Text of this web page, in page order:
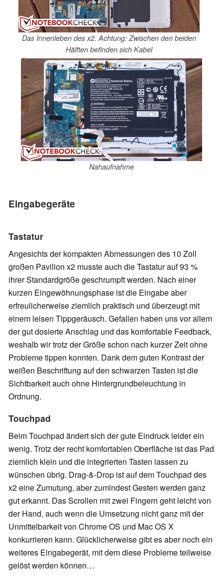
Das Innenleben des x2. Achtung: Zwischen den beiden
Hälften befinden sich Kabel
Nahaufnahme
Eingabegeräte
Tastatur
Angesichts der kompakten Abmessungen des 10 Zoll
großen Pavilion x2 musste auch die Tastatur auf 93 %
ihrer Standardgröße geschrumpft werden. Nach einer
kurzen Eingewöhnungsphase ist die Eingabe aber
erfreulicherweise ziemlich praktisch und überzeugt mit
einem leisen Tippgeräusch. Gefallen haben uns vor allem
der gut dosierte Anschlag und das komfortable Feedback,
weshalb wir trotz der Größe schon nach kurzer Zeit ohne
Probleme tippen konnten. Dank dem guten Kontrast der
weißen Beschriftung auf den schwarzen Tasten ist die
Sichtbarkeit auch ohne Hintergrundbeleuchtung in
Ordnung.
Touchpad
Beim Touchpad ändert sich der gute Eindruck leider ein
wenig. Trotz der recht komfortablen Oberfläche ist das Pad
ziemlich klein und die integrierten Tasten lassen zu
wünschen übrig. Drag-&-Drop ist auf dem Touchpad des
x2 eine Zumutung, aber zumindest Gesten werden ganz
gut erkannt. Das Scrollen mit zwei Fingern geht leicht von
der Hand, auch wenn die Umsetzung nicht ganz mit der
Unmittelbarkeit von Chrome OS und Mac OS X
konkurrieren kann. Glücklicherweise gibt es aber noch ein
weiteres Eingabegerät, mit dem diese Probleme teilweise
gelöst werden können…